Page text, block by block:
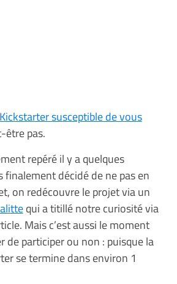
susceptible de vous
être pas.
repéré il y a quelques
finalement décidé de ne pas en
on redécouvre le projet via un
qui a titillé notre curiosité via
Mais c’est aussi le moment
de participer ou non : puisque la
se termine dans environ 1